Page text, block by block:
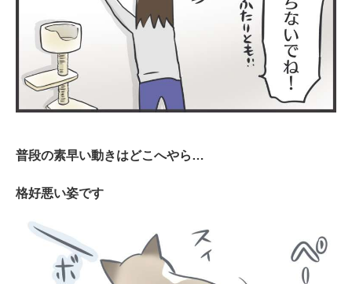
普段の素早い動きはどこへやら…
格好悪い姿です